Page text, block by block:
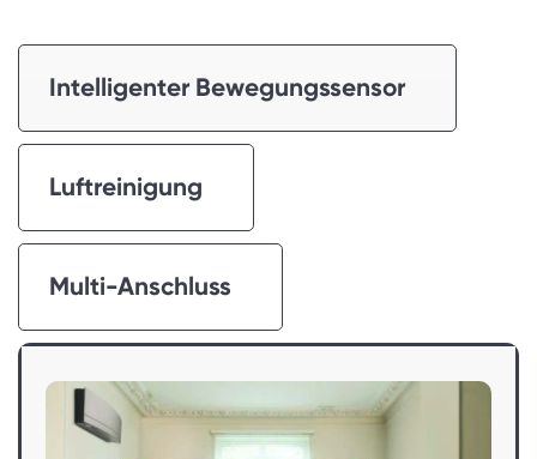
Intelligenter Bewegungssensor
Luftreinigung
Multi-Anschluss